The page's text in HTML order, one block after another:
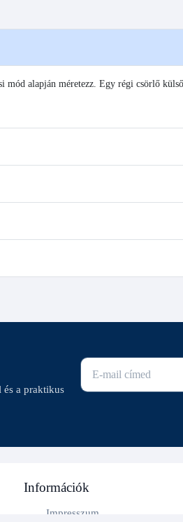
mód alapján méretezz. Egy régi csörlő
és a praktikus
E-mail cím
Információk
Impresszum